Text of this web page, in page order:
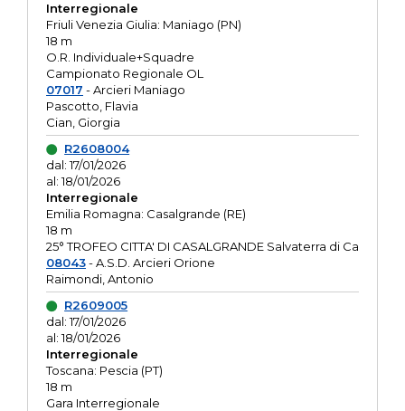
Interregionale
Friuli Venezia Giulia: Maniago (PN)
18 m
O.R. Individuale+Squadre
Campionato Regionale OL
07017 - Arcieri Maniago
Pascotto, Flavia
Cian, Giorgia
R2608004
dal: 17/01/2026
al: 18/01/2026
Interregionale
Emilia Romagna: Casalgrande (RE)
18 m
25° TROFEO CITTA' DI CASALGRANDE Salvaterra di Ca
08043- A.S.D. Arcieri Orione
Raimondi, Antonio
R2609005
dal: 17/01/2026
al: 18/01/2026
Interregionale
Toscana: Pescia (PT)
18 m
Gara Interregionale